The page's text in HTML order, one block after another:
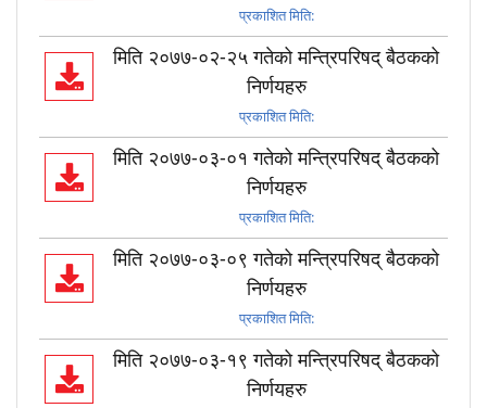
प्रकाशित मिति:
मिति २०७७-०२-२५ गतेको मन्त्रिपरिषद् बैठकको
निर्णयहरु
प्रकाशित मिति:
मिति २०७७-०३-०१ गतेको मन्त्रिपरिषद् बैठकको
निर्णयहरु
प्रकाशित मिति:
मिति २०७७-०३-०९ गतेको मन्त्रिपरिषद् बैठकको
निर्णयहरु
प्रकाशित मिति:
मिति २०७७-०३-१९ गतेको मन्त्रिपरिषद् बैठकको
निर्णयहरु